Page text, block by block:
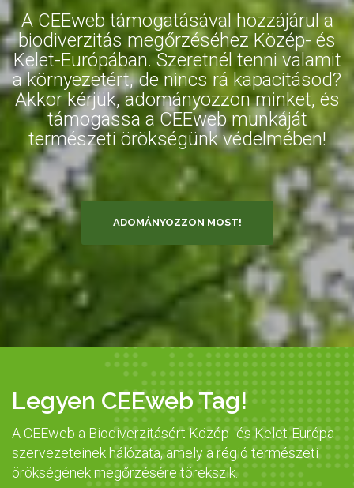
A CEEweb támogatásával hozzájárul a
biodiverzitás megőrzéséhez Közép- és
Kelet-Európában. Szeretnél tenni valamit
a környezetért, de nincs rá kapacitásod?
Akkor kérjük, adományozzon minket, és
támogassa a CEEweb munkáját
természeti örökségünk védelmében!
ADOMÁNYOZZON MOST!
Legyen CEEweb Tag!
A CEEweb a Biodiverzitásért Közép- és Kelet-Európa
szervezeteinek hálózata, amely a régió természeti
örökségének megőrzésére törekszik..